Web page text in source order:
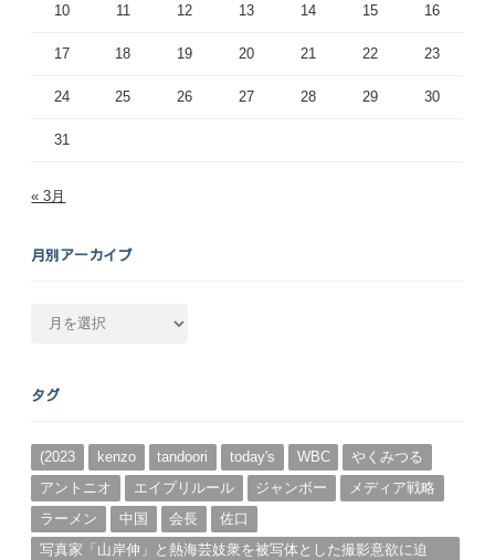
10 11 12 13 14 15 16
17 18 19 20 21 22 23
24 25 26 27 28 29 30
31
« 3月
月別アーカイブ
カ
ブ
タグ
(2023 kenzo tandoori today's WBC
やくみつる
アントニオ
エイプリルール ジャンボー
メディア戦略
ラーメン
中国 会長
佐口
写真家「山岸伸」と熱海芸妓衆を被写体とした撮影意欲に迫